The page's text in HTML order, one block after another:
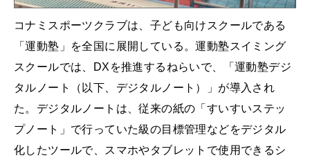
コナミスポーツクラブは、子ども向けスクールである
「運動塾」を全国に展開している。運動塾スイミング
スクールでは、DXを推進するねらいで、「運動塾デジ
タルノート（以下、デジタルノート）」が導入され
た。デジタルノートは、従来の紙の「すいすいステッ
プノート」で行っていた級の目標管理などをデジタル
化したツールで、スマホやタブレットで使用できるシ